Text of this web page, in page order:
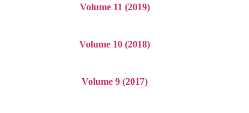
Volume 11 (2019)
Volume 10 (2018)
Volume 9 (2017)